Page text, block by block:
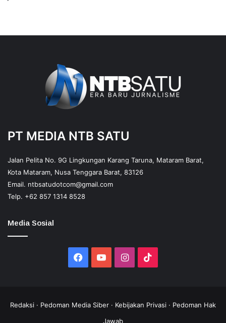
PT MEDIA NTB SATU
Jalan Pelita No. 9G Lingkungan Karang Taruna, Mataram Barat,
Kota Mataram, Nusa Tenggara Barat, 83126
Email. ntbsatudotcom@gmail.com
Telp. +62 857 1314 8528
Media Sosial
Facebook
YouTubeInstagram
Redaksi · Pedoman Media Siber · Kebijakan Privasi · Pedoman Hak
Jawab